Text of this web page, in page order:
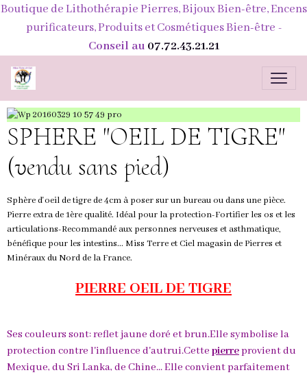
Boutique de Lithothérapie Pierres, Bijoux Bien-être, Encens
purificateurs, Produits et Cosmétiques Bien-être -
Conseil au 07.72.43.21.21
SPHERE "OEIL DE TIGRE"
(vendu sans pied)
Sphère d'oeil de tigre de 4cm à poser sur un bureau ou dans une pièce.
Pierre extra de 1ère qualité. Idéal pour la protection-Fortifier les os et les
articulations-Recommandé aux personnes nerveuses et asthmatique,
bénéfique pour les intestins... Miss Terre et Ciel magasin de Pierres et
Minéraux du Nord de la France.
PIERRE OEIL DE TIGRE
Ses couleurs sont: reflet jaune doré et brun.Elle symbolise la
protection contre l'influence d'autrui.Cette pierreprovient du
Mexique, du Sri Lanka, de Chine... Elle convient parfaitement